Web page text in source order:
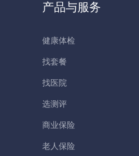
产品与服务
健康体检
找套餐
找医院
选测评
商业保险
老人保险